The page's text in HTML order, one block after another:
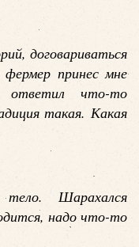
договариваться
принес мне
ответил что-то
такая. Какая
Шарахался
надо что-то